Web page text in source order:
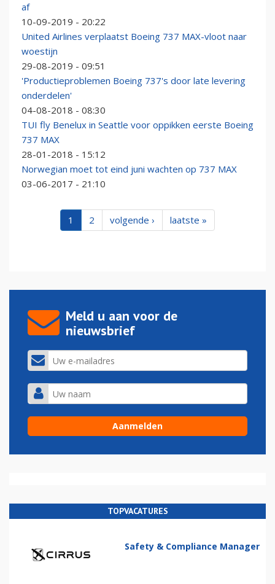
af
10-09-2019 - 20:22
United Airlines verplaatst Boeing 737 MAX-vloot naar
woestijn
29-08-2019 - 09:51
'Productieproblemen Boeing 737's door late levering
onderdelen'
04-08-2018 - 08:30
TUI fly Benelux in Seattle voor oppikken eerste Boeing
737 MAX
28-01-2018 - 15:12
Norwegian moet tot eind juni wachten op 737 MAX
03-06-2017 - 21:10
1 2 volgende › laatste »
Meld u aan voor de
nieuwsbrief
TOPVACATURES
Safety & Compliance Manager